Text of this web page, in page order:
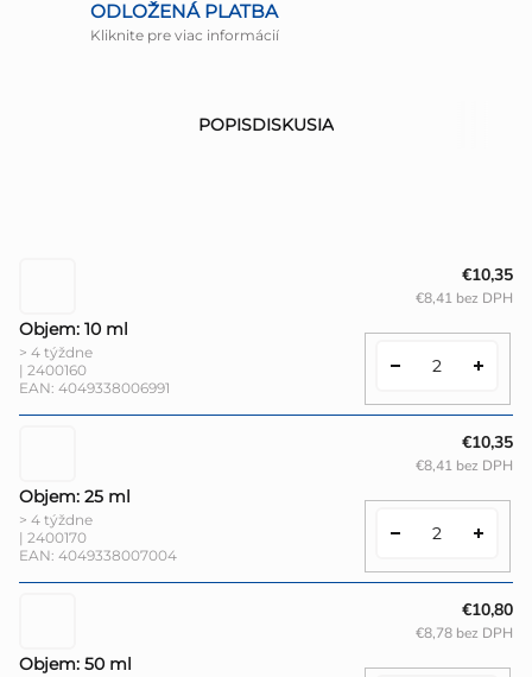
ODLOŽENÁ PLATBA
Kliknite pre viac informácií
POPISDISKUSIA
Objem: 10 ml
> 4 týždne
| 2400160
EAN: 4049338006991
€10,35
€8,41 bez DPH
Objem: 25 ml
> 4 týždne
| 2400170
EAN: 4049338007004
€10,35
€8,41 bez DPH
Objem: 50 ml
€10,80
€8,78 bez DPH